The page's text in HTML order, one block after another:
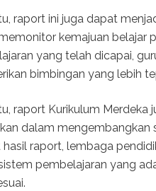
raport ini juga dapat
kemajuan belajar
yang telah dicapai,
bimbingan yang lebih
raport Kurikulum
dalam mengembangkan
raport, lembaga
pembelajaran yang